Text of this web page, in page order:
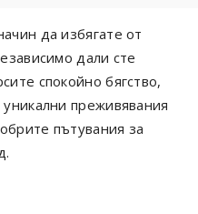
да избягате от
дали сте
спокойно бягство,
преживявания
пътувания за